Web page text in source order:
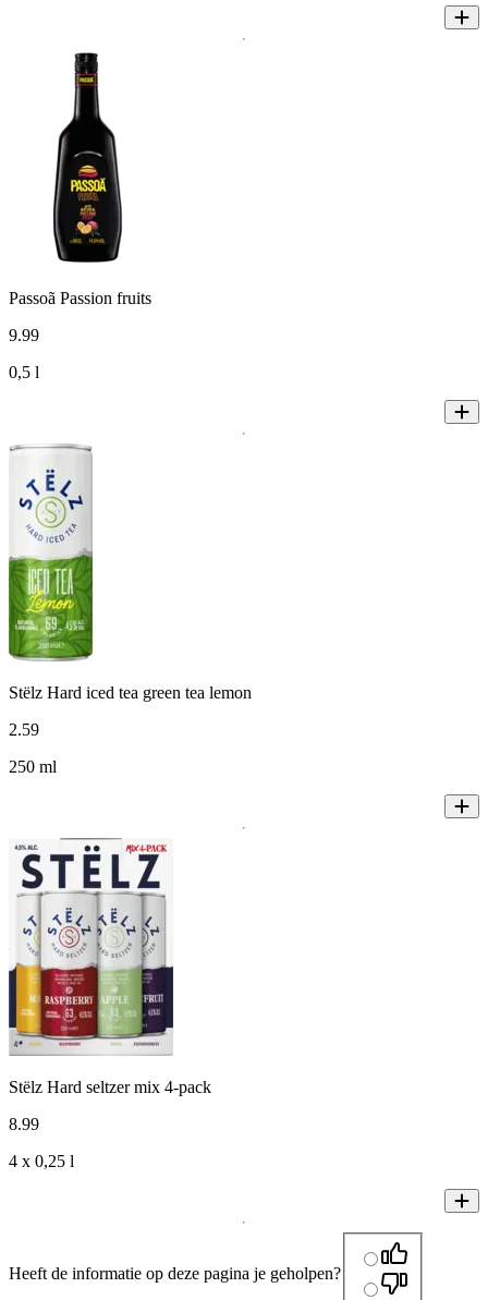
Passoã Passion fruits
9.99
0,5 l
Stëlz Hard iced tea green tea lemon
2.59
250 ml
Stëlz Hard seltzer mix 4-pack
8.99
4 x 0,25 l
Heeft de informatie op deze pagina je geholpen?